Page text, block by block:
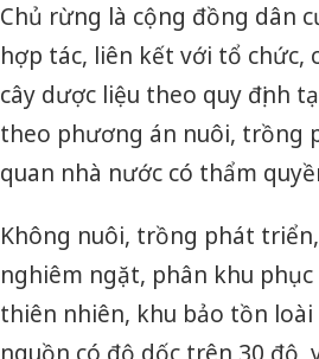
Chủ rừng là cộng đồng dân
hợp tác, liên kết với tổ
cây dược liệu theo quy định
theo phương án nuôi, trồng
quan nhà nước có thẩm
Không nuôi, trồng phát
nghiêm ngặt, phân khu
thiên nhiên, khu bảo tồn